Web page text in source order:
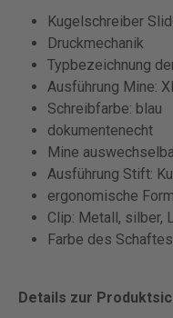
Kugelschreiber
Druckmechanik
Typbezeichnung
Ausführung Mine:
Schreibfarbe: blau
dokumentenecht
Mine
Ausführung Stift:
ergonomische
Clip: Metall, silber,
Farbe des
Details zur